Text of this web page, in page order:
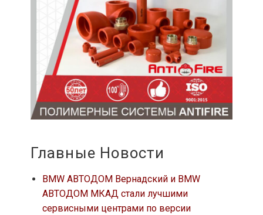
Главные Новости
BMW АВТОДОМ Вернадский и BMW
АВТОДОМ МКАД стали лучшими
сервисными центрами по версии